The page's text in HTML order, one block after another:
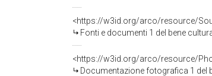
<https://w3id.org/arco/resource/
Fonti e documenti 1 del bene
<https://w3id.org/arco/resource/
Documentazione fotografica 1 del